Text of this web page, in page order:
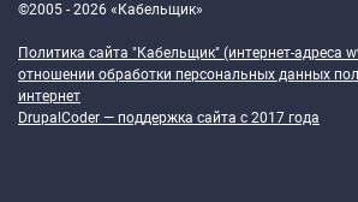
©2005 - 2026 «Кабельщик»
Политика сайта "Кабельщик" (интернет-адреса
отношении обработки персональных данных
интернет
DrupalCoder — поддержка сайта c 2017 года